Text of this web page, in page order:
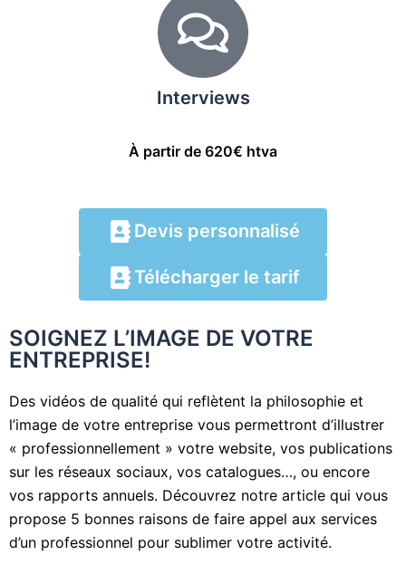
Interviews
À partir de 620€ htva
Devis personnalisé
Télécharger le tarif
SOIGNEZ L’IMAGE DE VOTRE
ENTREPRISE!
Des vidéos de qualité qui reflètent la philosophie et
l’image de votre entreprise vous permettront d’illustrer
« professionnellement » votre website, vos publications
sur les réseaux sociaux, vos catalogues…, ou encore
vos rapports annuels. Découvrez notre article qui vous
propose 5 bonnes raisons de faire appel aux services
d’un professionnel pour sublimer votre activité.